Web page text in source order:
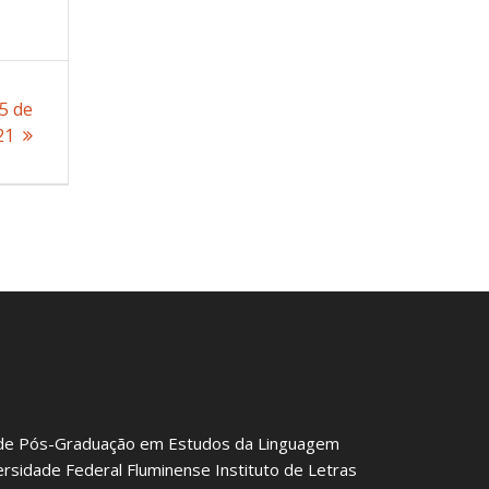
de
Pós-Graduação em Estudos da Linguagem
Federal Fluminense Instituto de Letras